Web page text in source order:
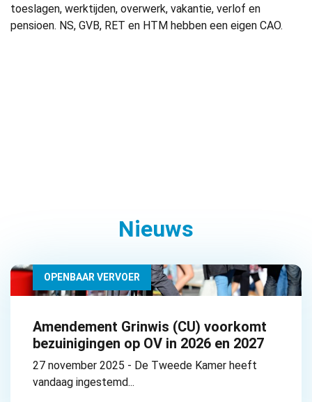
toeslagen, werktijden, overwerk, vakantie, verlof en
pensioen. NS, GVB, RET en HTM hebben een eigen CAO.
Nieuws
OPENBAAR VERVOER
Amendement Grinwis (CU) voorkomt
bezuinigingen op OV in 2026 en 2027
27 november 2025 - De Tweede Kamer heeft
vandaag ingestemd...